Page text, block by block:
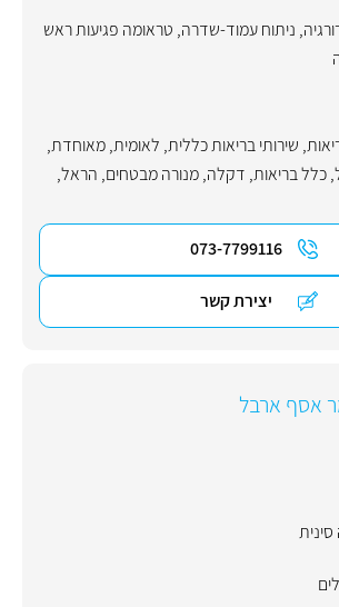
, ניתוח עמוד-שדרה, טראומה פגיעות ראש
, שירותי בריאות כללית, לאומית,מאוחדת,
,כלל בריאות, דקלה,מנורה מבטחים, הראל,
073-7799116
יצירת קשר
אסף ארבל